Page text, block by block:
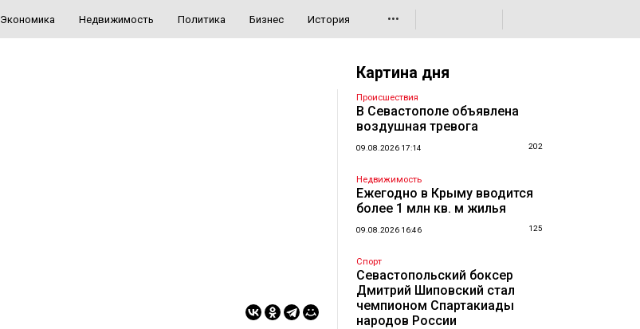
Экономика Недвижимость Политика Бизнес История •••
Картина дня
Происшествия
В Севастополе объявлена
воздушная тревога
09.08.2026 17:14 202
Недвижимость
Ежегодно в Крыму вводится
более 1 млн кв. м жилья
09.08.2026 16:46 125
Спорт
Севастопольский боксер
Дмитрий Шиповский стал
чемпионом Спартакиады
народов России